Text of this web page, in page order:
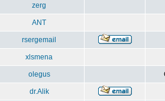
zerg
ANT
rsergemail
xlsmena
olegus
dr.Alik